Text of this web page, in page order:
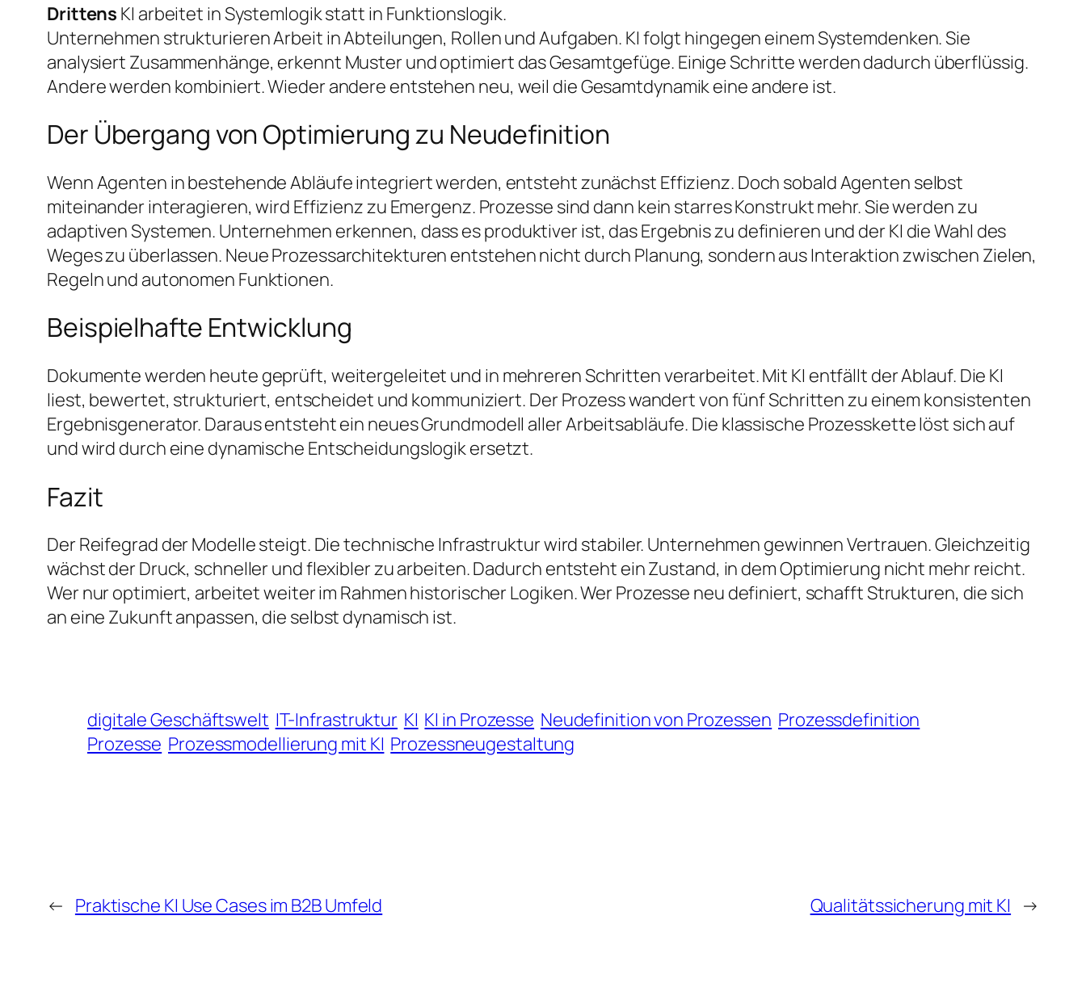
Drittens KI arbeitet in Systemlogik statt in Funktionslogik.
Unternehmen strukturieren Arbeit in Abteilungen, Rollen und Aufgaben. KI folgt hingegen einem Systemdenken. Sie
analysiert Zusammenhänge, erkennt Muster und optimiert das Gesamtgefüge. Einige Schritte werden dadurch überflüssig.
Andere werden kombiniert. Wieder andere entstehen neu, weil die Gesamtdynamik eine andere ist.
Der Übergang von Optimierung zu Neudefinition
Wenn Agenten in bestehende Abläufe integriert werden, entsteht zunächst Effizienz. Doch sobald Agenten selbst
miteinander interagieren, wird Effizienz zu Emergenz. Prozesse sind dann kein starres Konstrukt mehr. Sie werden zu
adaptiven Systemen. Unternehmen erkennen, dass es produktiver ist, das Ergebnis zu definieren und der KI die Wahl des
Weges zu überlassen. Neue Prozessarchitekturen entstehen nicht durch Planung, sondern aus Interaktion zwischen Zielen,
Regeln und autonomen Funktionen.
Beispielhafte Entwicklung
Dokumente werden heute geprüft, weitergeleitet und in mehreren Schritten verarbeitet. Mit KI entfällt der Ablauf. Die KI
liest, bewertet, strukturiert, entscheidet und kommuniziert. Der Prozess wandert von fünf Schritten zu einem konsistenten
Ergebnisgenerator. Daraus entsteht ein neues Grundmodell aller Arbeitsabläufe. Die klassische Prozesskette löst sich auf
und wird durch eine dynamische Entscheidungslogik ersetzt.
Fazit
Der Reifegrad der Modelle steigt. Die technische Infrastruktur wird stabiler. Unternehmen gewinnen Vertrauen. Gleichzeitig
wächst der Druck, schneller und flexibler zu arbeiten. Dadurch entsteht ein Zustand, in dem Optimierung nicht mehr reicht.
Wer nur optimiert, arbeitet weiter im Rahmen historischer Logiken. Wer Prozesse neu definiert, schafft Strukturen, die sich
an eine Zukunft anpassen, die selbst dynamisch ist.
digitale Geschäftswelt IT-Infrastruktur KI KI in Prozesse Neudefinition von Prozessen Prozessdefinition
Prozesse Prozessmodellierung mit KI Prozessneugestaltung
← Praktische KI Use Cases im B2B Umfeld Qualitätssicherung mit KI →